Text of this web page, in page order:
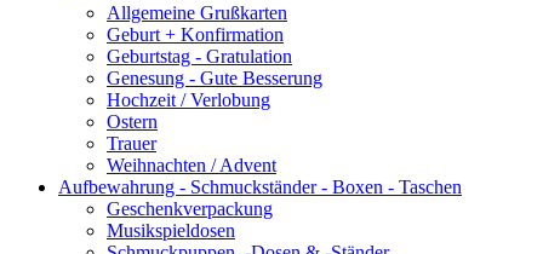
Allgemeine Grußkarten
Geburt + Konfirmation
Geburtstag - Gratulation
Genesung - Gute Besserung
Hochzeit / Verlobung
Ostern
Trauer
Weihnachten / Advent
Aufbewahrung - Schmuckständer - Boxen - Taschen
Geschenkverpackung
Musikspieldosen